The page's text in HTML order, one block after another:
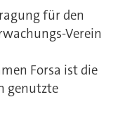
für den
Verein
Forsa ist die
genutzte